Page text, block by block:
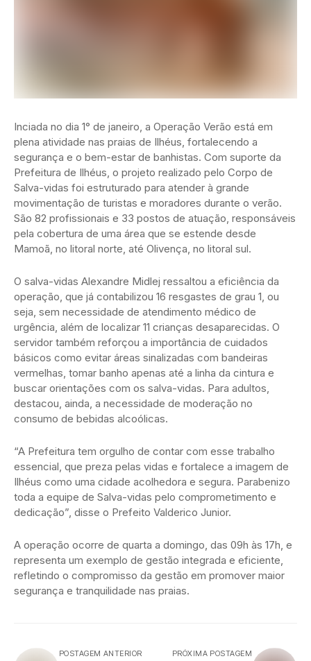
Inciada no dia 1° de janeiro, a Operação Verão está em
plena atividade nas praias de Ilhéus, fortalecendo a
segurança e o bem-estar de banhistas. Com suporte da
Prefeitura de Ilhéus, o projeto realizado pelo Corpo de
Salva-vidas foi estruturado para atender à grande
movimentação de turistas e moradores durante o verão.
São 82 profissionais e 33 postos de atuação, responsáveis
pela cobertura de uma área que se estende desde
Mamoã, no litoral norte, até Olivença, no litoral sul.
O salva-vidas Alexandre Midlej ressaltou a eficiência da
operação, que já contabilizou 16 resgastes de grau 1, ou
seja, sem necessidade de atendimento médico de
urgência, além de localizar 11 crianças desaparecidas. O
servidor também reforçou a importância de cuidados
básicos como evitar áreas sinalizadas com bandeiras
vermelhas, tomar banho apenas até a linha da cintura e
buscar orientações com os salva-vidas. Para adultos,
destacou, ainda, a necessidade de moderação no
consumo de bebidas alcoólicas.
“A Prefeitura tem orgulho de contar com esse trabalho
essencial, que preza pelas vidas e fortalece a imagem de
Ilhéus como uma cidade acolhedora e segura. Parabenizo
toda a equipe de Salva-vidas pelo comprometimento e
dedicação”, disse o Prefeito Valderico Junior.
A operação ocorre de quarta a domingo, das 09h às 17h, e
representa um exemplo de gestão integrada e eficiente,
refletindo o compromisso da gestão em promover maior
segurança e tranquilidade nas praias.
POSTAGEM ANTERIOR PRÓXIMA POSTAGEM